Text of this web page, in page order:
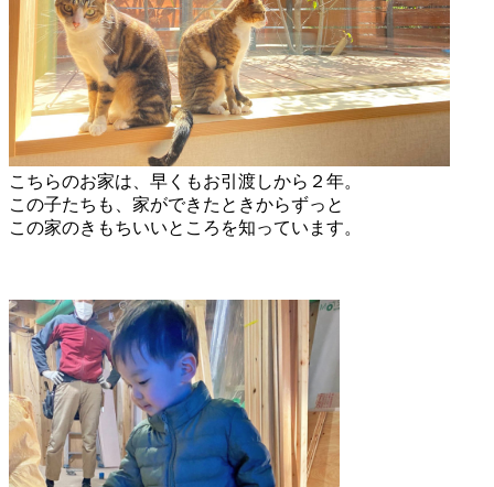
こちらのお家は、早くもお引渡しから２年。
この子たちも、家ができたときからずっと
この家のきもちいいところを知っています。